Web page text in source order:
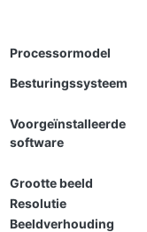
Processormodel
Besturingssysteem
Voorgeïnstalleerde
software
Grootte beeld
Resolutie
Beeldverhouding